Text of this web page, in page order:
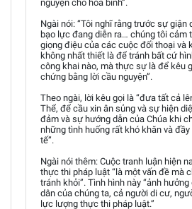
nguyện cho hòa bình”.
Ngài nói: “Tôi nghĩ rằng trước sự giận
bạo lực đang diễn ra… chúng tôi cảm
giọng điệu của các cuộc đối thoại và
không nhất thiết là để tránh bất cứ
công khai nào, mà thực sự là để kêu
chứng bằng lời cầu nguyện”.
Theo ngài, lời kêu gọi là “đưa tất cả
Thể, để cầu xin ân sủng và sự hiện
đảm và sự hướng dẫn của Chúa khi
những tình huống rất khó khăn và
tế”.
Ngài nói thêm: Cuộc tranh luận hiện
thực thi pháp luật “là một vấn đề mà
tránh khỏi”. Tình hình này “ảnh
dân của chúng ta, cả người di cư,
lực lượng thực thi pháp luật.”